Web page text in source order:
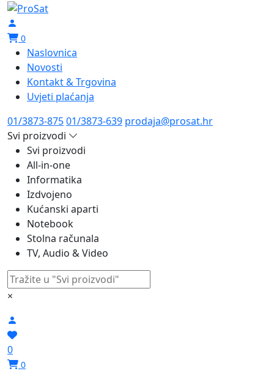
0
Naslovnica
Novosti
Kontakt & Trgovina
Uvjeti plaćanja
01/3873-87501/3873-639 prodaja@prosat.hr
Svi proizvodi
Svi proizvodi
All-in-one
Informatika
Izdvojeno
Kućanski aparti
Notebook
Stolna računala
TV, Audio & Video
×
0
0